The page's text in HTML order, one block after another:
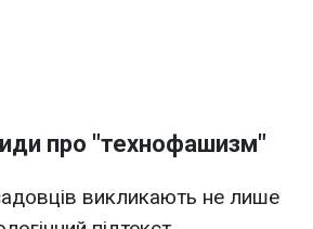
про "технофашизм"
викликають не лише